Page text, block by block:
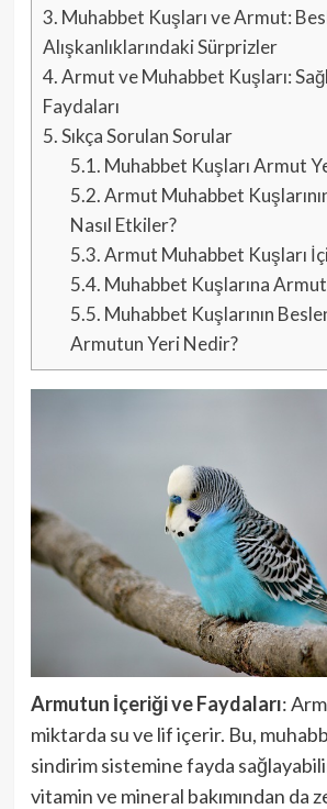
3. Muhabbet Kuşları ve Armut:
Alışkanlıklarındaki Sürprizler
4.Armut ve Muhabbet Kuşları:
Faydaları
5.Sıkça Sorulan Sorular
5.1. Muhabbet Kuşları Armut
5.2.Armut Muhabbet
Nasıl Etkiler?
5.3.Armut Muhabbet Kuşları
5.4. Muhabbet Kuşlarına
5.5. Muhabbet Kuşlarının
Armutun Yeri Nedir?
Armutun İçeriği ve Faydaları:
miktarda su ve lif içerir. Bu,
sindirim sistemine fayda
vitamin ve mineral bakımından da